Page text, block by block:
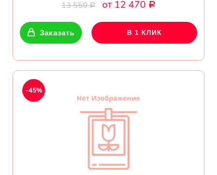
13 550Р от 12 470 Р
Заказать В 1 КЛИК
-45%